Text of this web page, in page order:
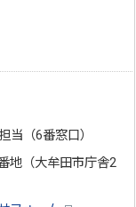
（6番窓口）
地（大牟田市庁舎2